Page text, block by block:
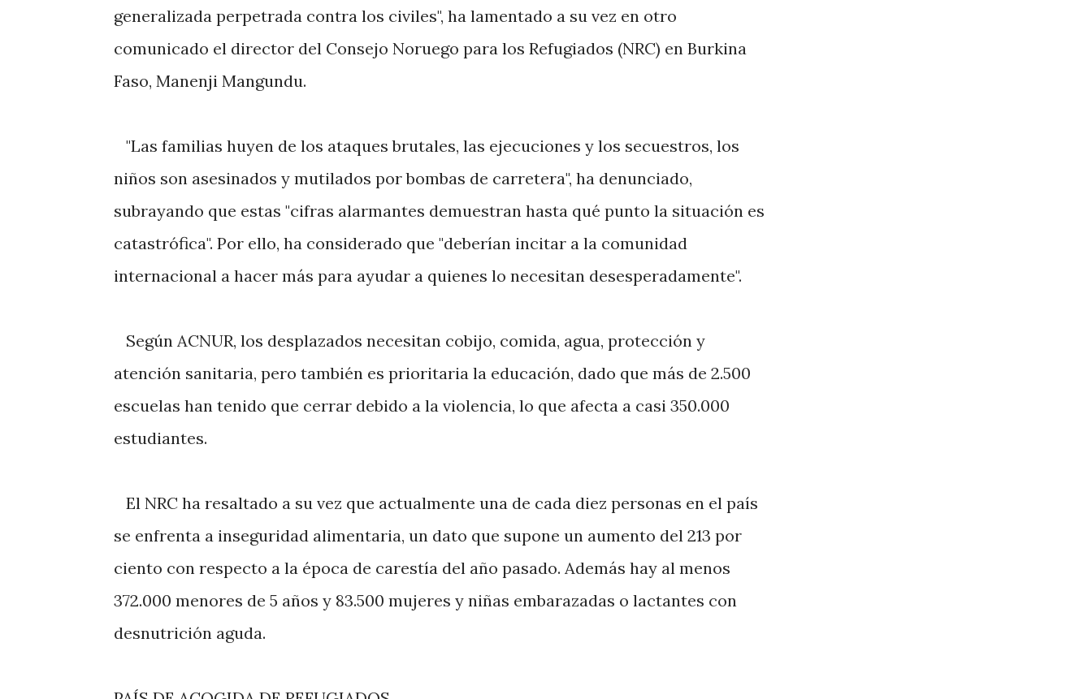
generalizada perpetrada contra los civiles", ha lamentado a su vez en otro
comunicado el director del Consejo Noruego para los Refugiados (NRC) en Burkina
Faso, Manenji Mangundu.
"Las familias huyen de los ataques brutales, las ejecuciones y los secuestros, los
niños son asesinados y mutilados por bombas de carretera", ha denunciado,
subrayando que estas "cifras alarmantes demuestran hasta qué punto la situación es
catastrófica". Por ello, ha considerado que "deberían incitar a la comunidad
internacional a hacer más para ayudar a quienes lo necesitan desesperadamente".
Según ACNUR, los desplazados necesitan cobijo, comida, agua, protección y
atención sanitaria, pero también es prioritaria la educación, dado que más de 2.500
escuelas han tenido que cerrar debido a la violencia, lo que afecta a casi 350.000
estudiantes.
El NRC ha resaltado a su vez que actualmente una de cada diez personas en el país
se enfrenta a inseguridad alimentaria, un dato que supone un aumento del 213 por
ciento con respecto a la época de carestía del año pasado. Además hay al menos
372.000 menores de 5 años y 83.500 mujeres y niñas embarazadas o lactantes con
desnutrición aguda.